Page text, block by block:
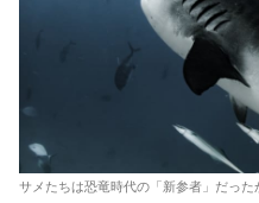
サメたちは恐竜時代の「新参者」だっ